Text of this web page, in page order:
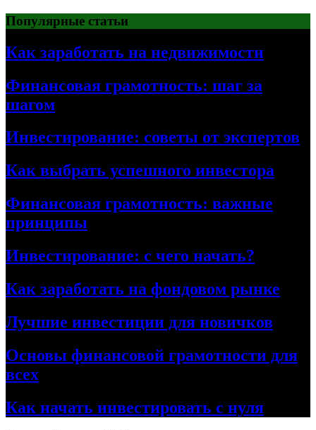
Перейти
к
содержимому
Популярные статьи
Как заработать на недвижимости
Финансовая грамотность: шаг за
шагом
Инвестирование: советы от экспертов
Как выбрать успешного инвестора
Финансовая грамотность: важные
принципы
Инвестирование: с чего начать?
Как заработать на фондовом рынке
Лучшие инвестиции для новичков
Основы финансовой грамотности для
всех
Как начать инвестировать с нуля